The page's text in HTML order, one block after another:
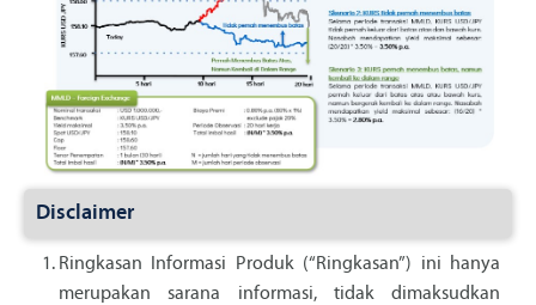
Disclaimer
Ringkasan Informasi Produk (“Ringkasan”) ini hanya
merupakan sarana informasi, tidak dimaksudkan